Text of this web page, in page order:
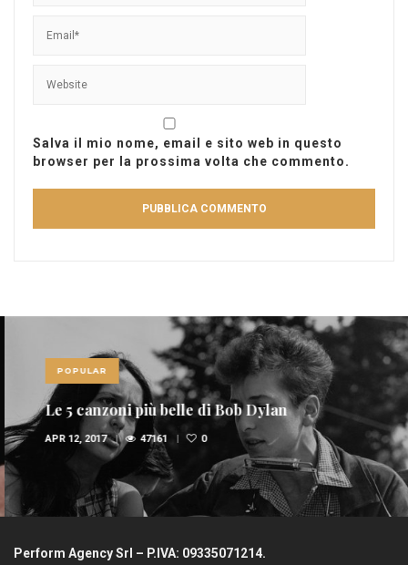
Salva il mio nome, email e sito web in questo
browser per la prossima volta che commento.
POPULAR
Le 5 canzoni più belle di Bob Dylan
APR 12, 2017 47161 0
Perform Agency Srl – P.IVA: 09335071214.